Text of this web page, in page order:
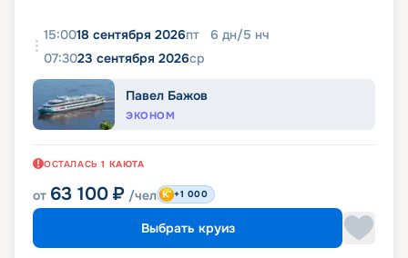
15:0018 сентября 2026пт 6 дн/5 нч
07:3023 сентября 2026ср
Павел Бажов
ЭКОНОМ
ОСТАЛАСЬ 1 КАЮТА
от 63 100 ₽ /чел +1 000
Выбрать круиз